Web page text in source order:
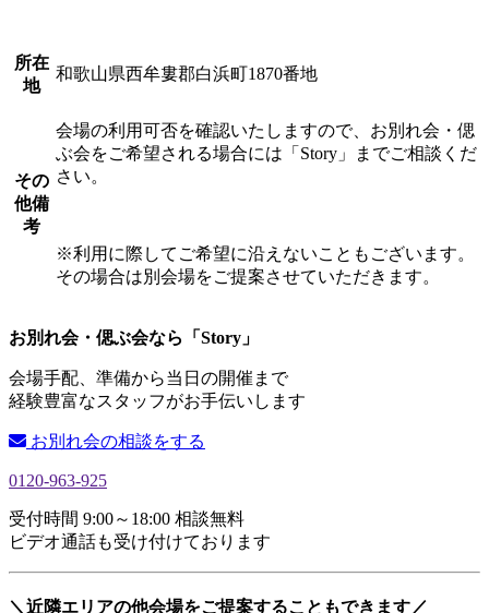
所在
地
和歌山県西牟婁郡白浜町1870番地
その
他備
考
会場の利用可否を確認いたしますので、お別れ会・偲
ぶ会をご希望される場合には「Story」までご相談くだ
さい。
※利用に際してご希望に沿えないこともございます。
その場合は別会場をご提案させていただきます。
お別れ会・偲ぶ会なら「Story」
会場手配、準備から当日の開催まで
経験豊富なスタッフがお手伝いします
お別れ会の相談をする
0120-963-925
受付時間 9:00～18:00 相談無料
ビデオ通話も受け付けております
＼近隣エリアの他会場をご提案することもできます／